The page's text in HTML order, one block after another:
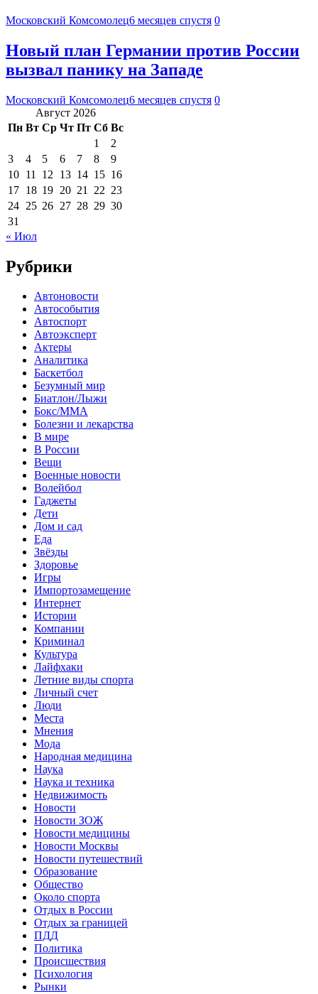
Московский Комсомолец6 месяцев спустя 0
Новый план Германии против России
вызвал панику на Западе
Московский Комсомолец6 месяцев спустя 0
Август 2026
Пн Вт Ср Чт Пт Сб Вс
1
2
3
4 5 6 7 8
9
10 11 12 13 14 15 16
17 18 19 20 21 22 23
24 25 26 27 28 29 30
31
« Июл
Рубрики
Автоновости
Автособытия
Автоспорт
Автоэксперт
Актеры
Аналитика
Баскетбол
Безумный мир
Биатлон/Лыжи
Бокс/MMA
Болезни и лекарства
В мире
В России
Вещи
Военные новости
Волейбол
Гаджеты
Дети
Дом и сад
Еда
Звёзды
Здоровье
Игры
Импортозамещение
Интернет
Истории
Компании
Криминал
Культура
Лайфхаки
Летние виды спорта
Личный счет
Люди
Места
Мнения
Мода
Народная медицина
Наука
Наука и техника
Недвижимость
Новости
Новости ЗОЖ
Новости медицины
Новости Москвы
Новости путешествий
Образование
Общество
Около спорта
Отдых в России
Отдых за границей
ПДД
Политика
Происшествия
Психология
Рынки